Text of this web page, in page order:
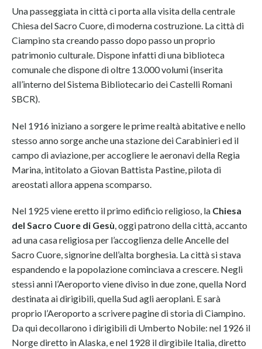
Una passeggiata in città ci porta alla visita della centrale
Chiesa del Sacro Cuore, di moderna costruzione. La città di
Ciampino sta creando passo dopo passo un proprio
patrimonio culturale. Dispone infatti di una biblioteca
comunale che dispone di oltre 13.000 volumi (inserita
all’interno del Sistema Bibliotecario dei Castelli Romani
SBCR).
Nel 1916 iniziano a sorgere le prime realtà abitative e nello
stesso anno sorge anche una stazione dei Carabinieri ed il
campo di aviazione, per accogliere le aeronavi della Regia
Marina, intitolato a Giovan Battista Pastine, pilota di
areostati allora appena scomparso.
Nel 1925 viene eretto il primo edificio religioso, la Chiesa
del Sacro Cuore di Gesù, oggi patrono della città, accanto
ad una casa religiosa per l’accoglienza delle Ancelle del
Sacro Cuore, signorine dell’alta borghesia. La città si stava
espandendo e la popolazione cominciava a crescere. Negli
stessi anni l’Aeroporto viene diviso in due zone, quella Nord
destinata ai dirigibili, quella Sud agli aeroplani. E sarà
proprio l’Aeroporto a scrivere pagine di storia di Ciampino.
Da qui decollarono i dirigibili di Umberto Nobile: nel 1926 il
Norge diretto in Alaska, e nel 1928 il dirgibile Italia, diretto